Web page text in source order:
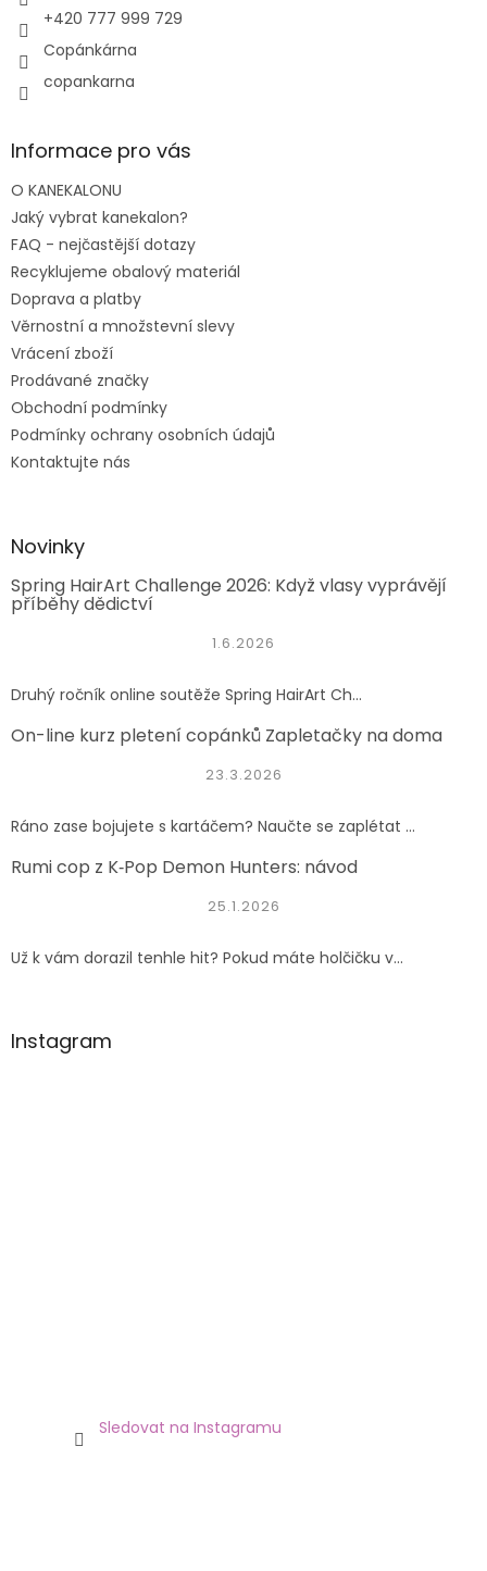
+420 777 999 729
Copánkárna
copankarna
Informace pro vás
O KANEKALONU
Jaký vybrat kanekalon?
FAQ - nejčastější dotazy
Recyklujeme obalový materiál
Doprava a platby
Věrnostní a množstevní slevy
Vrácení zboží
Prodávané značky
Obchodní podmínky
Podmínky ochrany osobních údajů
Kontaktujte nás
Novinky
Spring HairArt Challenge 2026: Když vlasy vyprávějí
příběhy dědictví
1.6.2026
Druhý ročník online soutěže Spring HairArt Ch...
On-line kurz pletení copánků Zapletačky na doma
23.3.2026
Ráno zase bojujete s kartáčem? Naučte se zaplétat ...
Rumi cop z K‑Pop Demon Hunters: návod
25.1.2026
Už k vám dorazil tenhle hit? Pokud máte holčičku v...
Instagram
Sledovat na Instagramu